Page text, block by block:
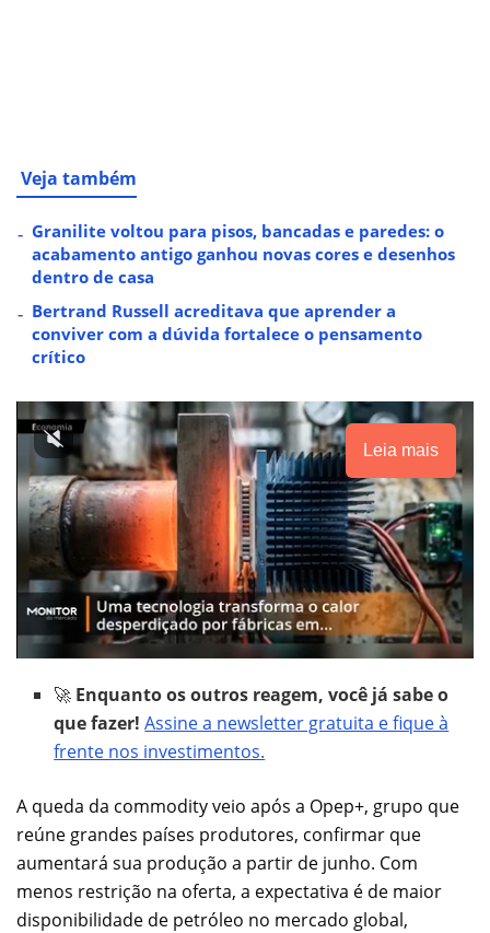
Veja também
Granilite voltou para pisos, bancadas e paredes: o
acabamento antigo ganhou novas cores e desenhos
dentro de casa
Bertrand Russell acreditava que aprender a
conviver com a dúvida fortalece o pensamento
crítico
Leia mais
🚀 Enquanto os outros reagem, você já sabe o
que fazer! Assine a newsletter gratuita e fique à
frente nos investimentos.
A queda da commodity veio após a Opep+, grupo que
reúne grandes países produtores, confirmar que
aumentará sua produção a partir de junho. Com
menos restrição na oferta, a expectativa é de maior
disponibilidade de petróleo no mercado global,